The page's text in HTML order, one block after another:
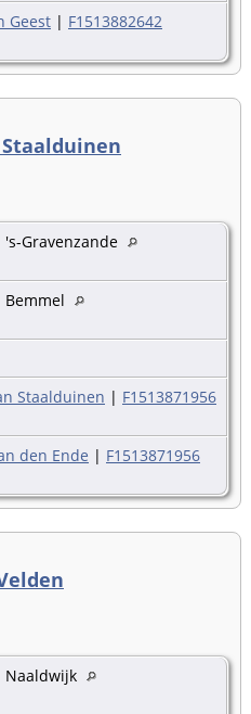
Geest | F1513882642
's-Gravenzande
Bemmel
Staalduinen | F1513871956
den Ende | F1513871956
Naaldwijk